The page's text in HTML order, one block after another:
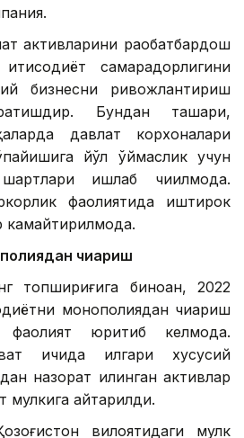
активларини рақобатбардош
самарадорлигини
бизнесни ривожлантириш
Бундан ташқари,
давлат корхоналари
йўл қўймаслик учун
ишлаб чиқилмоқда.
фаолиятида иштирок
чиқариш
топшириғига биноан, 2022
монополиядан чиқариш
юритиб келмоқда.
ичида илгари хусусий
назорат қилинган активлар
мулкига қайтарилди.
вилоятидаги мулк